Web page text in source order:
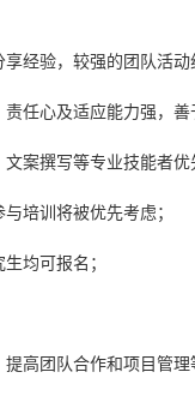
经验，较强的团队活
任心及适应能力强，
案撰写等专业技能者优
培训将被优先考虑；
均可报名；
高团队合作和项目管理